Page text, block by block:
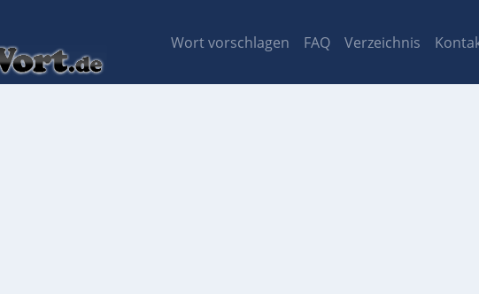
Wort vorschlagen FAQ Verzeichnis